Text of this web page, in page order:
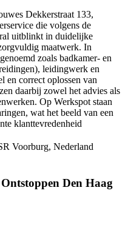
Dekkerstraat 133,
die volgens de
uitblinkt in duidelijke
maatwerk. In
zoals badkamer- en
leidingwerk en
en correct oplossen van
daarbij zowel het advies als
Op Werkspot staan
wat het beeld van een
klanttevredenheid
Voorburg, Nederland
Den Haag